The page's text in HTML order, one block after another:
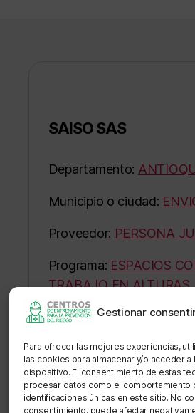
Gestionar
Para ofrecer las mejores experiencias,
las cookies para almacenar y/o acceder a
dispositivo. El consentimiento de estas
procesar datos como el comportamiento
identificaciones únicas en este sitio. No
consentimiento, puede afectar
SAISO SAS
Departamento:
Municipio o ciudad:
Proveedor: PERSONA
Programa: ESPACIOS
TRABAJO EN ALTURAS
Estado: APROBADO
Sede: SAISO ENVIGADO
ARENALES SAISO SAS